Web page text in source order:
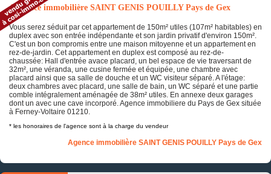
Annonce immobilière SAINT GENIS POUILLY Pays de Gex
Vous serez séduit par cet appartement de 150m² utiles (107m² habitables) en
duplex avec son entrée indépendante et son jardin privatif d'environ 150m².
C'est un bon compromis entre une maison mitoyenne et un appartement en
rez-de-jardin. Cet appartement en duplex est composé au rez-de-
chaussée: Hall d'entrée avace placard, un bel espace de vie traversant de
32m², une véranda, une cusine fermée et équipée, une chambre avec
placard ainsi que sa salle de douche et un WC visiteur séparé. A l'étage:
deux chambres avec placard, une salle de bain, un WC séparé et une partie
comble intégralement aménagée de 38m² utiles. En annexe deux garages
dont un avec une cave incorporé. Agence immobiliere du Pays de Gex située
à Ferney-Voltaire 01210.
* les honoraires de l'agence sont à la charge du vendeur
Agence immobilière SAINT GENIS POUILLY Pays de Gex